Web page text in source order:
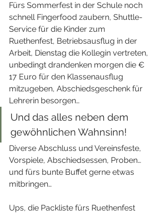
Fürs Sommerfest in der Schule noch
schnell Fingerfood zaubern, Shuttle-
Service für die Kinder zum
Ruethenfest, Betriebsausflug in der
Arbeit, Dienstag die Kollegin vertreten,
unbedingt drandenken morgen die €
17 Euro für den Klassenausflug
mitzugeben, Abschiedsgeschenk für
Lehrerin besorgen…
Und das alles neben dem
gewöhnlichen Wahnsinn!
Diverse Abschluss und Vereinsfeste,
Vorspiele, Abschiedsessen, Proben…
und fürs bunte Buffet gerne etwas
mitbringen…
Ups, die Packliste fürs Ruethenfest